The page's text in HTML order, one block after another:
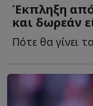
Έκπληξη
και δωρεάν